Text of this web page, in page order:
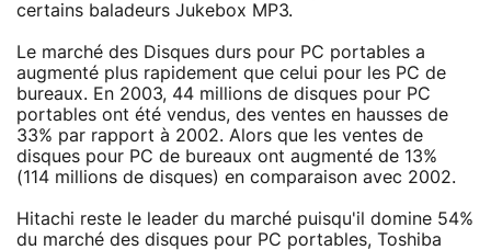
certains baladeurs Jukebox MP3.
Le marché des Disques durs pour PC portables a
augmenté plus rapidement que celui pour les PC de
bureaux. En 2003, 44 millions de disques pour PC
portables ont été vendus, des ventes en hausses de
33% par rapport à 2002. Alors que les ventes de
disques pour PC de bureaux ont augmenté de 13%
(114 millions de disques) en comparaison avec 2002.
Hitachi reste le leader du marché puisqu'il domine 54%
du marché des disques pour PC portables, Toshiba